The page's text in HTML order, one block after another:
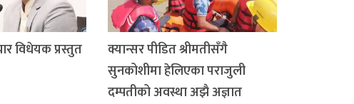
विधेयक प्रस्तुत
क्यान्सर पीडित श्रीमतीसँगै
सुनकोशीमा हेलिएका पराजुली
दम्पतीको अवस्था अझै अज्ञात